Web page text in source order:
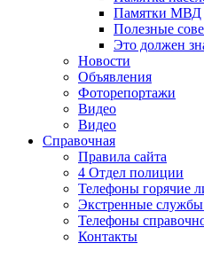
Памятки МВД
Полезные
Это должен
Новости
Объявления
Фоторепортажи
Видео
Видео
Справочная
Правила сайта
4 Отдел полиции
Телефоны горячие
Экстренные
Телефоны
Контакты